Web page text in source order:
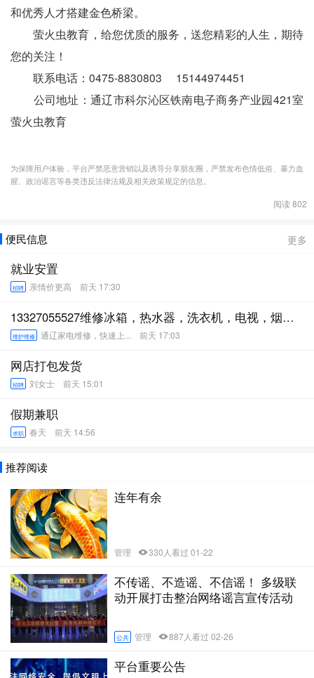
和优秀人才搭建金色桥梁。
萤火虫教育，给您优质的服务，送您精彩的人生，期待
您的关注！
联系电话：0475-8830803 15144974451
公司地址：通辽市科尔沁区铁南电子商务产业园421室
萤火虫教育
为保障用户体验，平台严禁恶意营销以及诱导分享朋友圈，严禁发布色情低俗、暴力血
腥、政治谣言等各类违反法律法规及相关政策规定的信息。
阅读 802
便民信息 更多
就业安置
招聘 亲情价更高 前天 17:30
13327055527维修冰箱，热水器，洗衣机，电视，烟机
灶具
维护维修 通辽家电维修，快速上... 前天 17:03
网店打包发货
招聘 刘女士 前天 15:01
假期兼职
求职 春天 前天 14:56
推荐阅读
连年有余
管理 330人看过 01-22
不传谣、不造谣、不信谣！ 多级联
动开展打击整治网络谣言宣传活动
公共 管理 887人看过 02-26
平台重要公告